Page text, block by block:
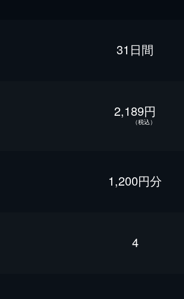
31日間
2,189円
（税込）
1,200円分
4